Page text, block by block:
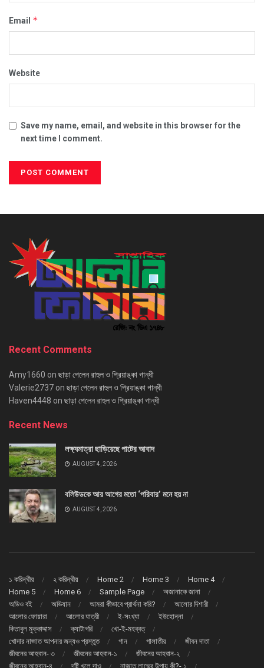
Email *
Website
Save my name, email, and website in this browser for the
next time I comment.
Recent Comments
Amy1660 on ছাড়া পেলেন রাহুল ও প্রিয়াঙ্কা গান্ধী
Valerie2737 on ছাড়া পেলেন রাহুল ও প্রিয়াঙ্কা গান্ধী
Haven4448 on ছাড়া পেলেন রাহুল ও প্রিয়াঙ্কা গান্ধী
Recent News
লক্ষ্যমাত্রা ছাড়িয়েছে পাটের আবাদ
AUGUST 4, 2026
বলিউডকে আর আগের মতো ‘পরিবার’ মনে হয় না
AUGUST 4, 2026
১ করিন্থীয় ২ করিন্থীয় Home 2 Home 3
Home 4
Home 5
Home 6 Sample Page
অজানাকে জানা
অডিও বই
অভিযান আমরা কীভাবে প্রার্থনা করি?
আলোর দিশারী
আলোর ফোয়ারা
আলোর যাত্রী ই-সংখ্যা
ইউহোন্না
কিতাবুল মুক্কাদ্দাস
ক্যাটাগরি
খো-ই-মহব্বত্
খোদার নাজাত আপনার জন্যও প্রস্তুত
গান গালাতীয়
জীবন দাতা
জীবনের আহবান- ৩
জীবনের আহবান-১
জীবনের আহবান-২
জীবনের আহবান-৪
দৃষ্টি খুলে দাও নাজাত লাভের উপায় কী?- ১